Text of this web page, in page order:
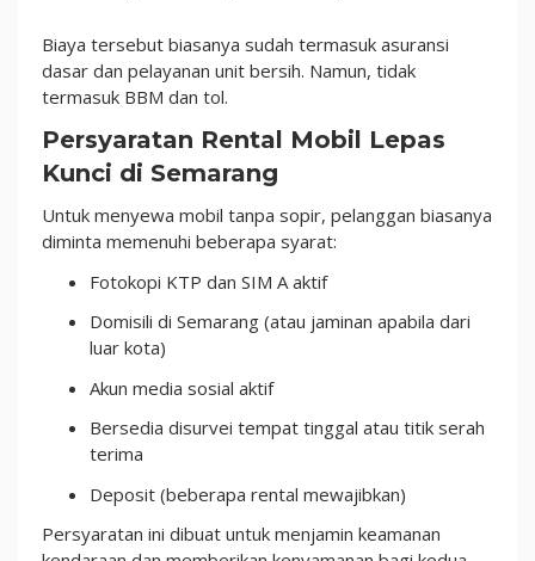
Biaya tersebut biasanya sudah termasuk asuransi
dasar dan pelayanan unit bersih. Namun, tidak
termasuk BBM dan tol.
Persyaratan Rental Mobil Lepas
Kunci di Semarang
Untuk menyewa mobil tanpa sopir, pelanggan biasanya
diminta memenuhi beberapa syarat:
Fotokopi KTP dan SIM A aktif
Domisili di Semarang (atau jaminan apabila dari
luar kota)
Akun media sosial aktif
Bersedia disurvei tempat tinggal atau titik serah
terima
Deposit (beberapa rental mewajibkan)
Persyaratan ini dibuat untuk menjamin keamanan